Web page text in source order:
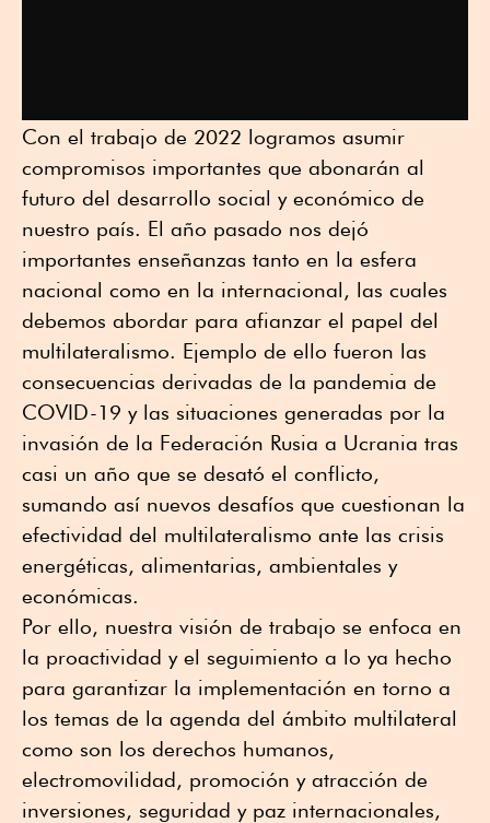
Con el trabajo de 2022 logramos asumir
compromisos importantes que abonarán al
futuro del desarrollo social y económico de
nuestro país. El año pasado nos dejó
importantes enseñanzas tanto en la esfera
nacional como en la internacional, las cuales
debemos abordar para afianzar el papel del
multilateralismo. Ejemplo de ello fueron las
consecuencias derivadas de la pandemia de
COVID-19 y las situaciones generadas por la
invasión de la Federación Rusia a Ucrania tras
casi un año que se desató el conflicto,
sumando así nuevos desafíos que cuestionan la
efectividad del multilateralismo ante las crisis
energéticas, alimentarias, ambientales y
económicas.
Por ello, nuestra visión de trabajo se enfoca en
la proactividad y el seguimiento a lo ya hecho
para garantizar la implementación en torno a
los temas de la agenda del ámbito multilateral
como son los derechos humanos,
electromovilidad, promoción y atracción de
inversiones, seguridad y paz internacionales,